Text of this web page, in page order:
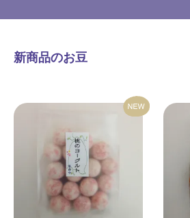
新商品のお豆